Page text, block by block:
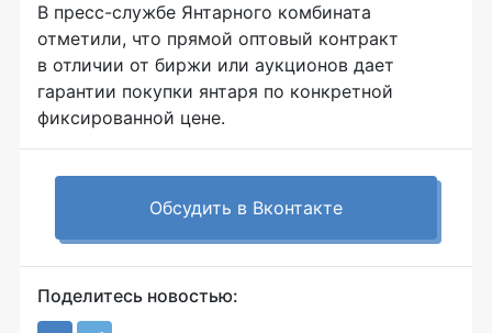
В пресс-службе Янтарного комбината
отметили, что прямой оптовый контракт
в отличии от биржи или аукционов дает
гарантии покупки янтаря по конкретной
фиксированной цене.
Обсудить в Вконтакте
Поделитесь новостью: